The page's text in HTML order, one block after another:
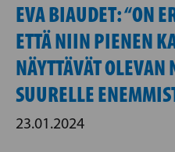
EVA BIAUDET: “ON
ETTÄ NIIN PIENEN
NÄYTTÄVÄT
SUURELLE
23.01.2024